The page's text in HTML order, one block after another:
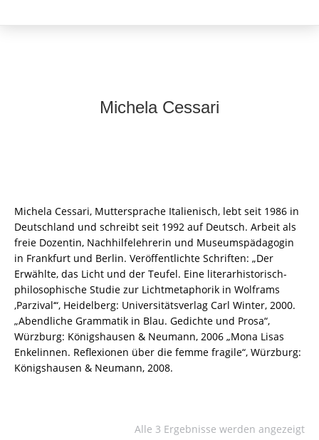
Michela Cessari
Michela Cessari, Muttersprache Italienisch, lebt seit 1986 in
Deutschland und schreibt seit 1992 auf Deutsch. Arbeit als
freie Dozentin, Nachhilfelehrerin und Museumspädagogin
in Frankfurt und Berlin. Veröffentlichte Schriften: „Der
Erwählte, das Licht und der Teufel. Eine literarhistorisch-
philosophische Studie zur Lichtmetaphorik in Wolframs
,Parzival‘“, Heidelberg: Universitätsverlag Carl Winter, 2000.
„Abendliche Grammatik in Blau. Gedichte und Prosa“,
Würzburg: Königshausen & Neumann, 2006 „Mona Lisas
Enkelinnen. Reflexionen über die femme fragile“, Würzburg:
Königshausen & Neumann, 2008.
Alle 3 Ergebnisse werden angezeigt